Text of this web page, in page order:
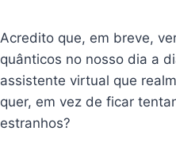
Acredito que, em breve,
quânticos no nosso dia a
assistente virtual que
quer, em vez de ficar
estranhos?